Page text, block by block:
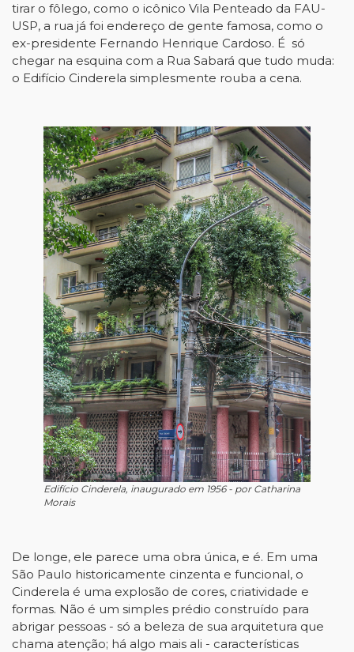
tirar o fôlego, como o icônico Vila Penteado da FAU-
USP, a rua já foi endereço de gente famosa, como o
ex-presidente Fernando Henrique Cardoso. É só
chegar na esquina com a Rua Sabará que tudo muda:
o Edifício Cinderela simplesmente rouba a cena.
Edifício Cinderela, inaugurado em 1956 - por Catharina
Morais
De longe, ele parece uma obra única, e é. Em uma
São Paulo historicamente cinzenta e funcional, o
Cinderela é uma explosão de cores, criatividade e
formas. Não é um simples prédio construído para
abrigar pessoas - só a beleza de sua arquitetura que
chama atenção; há algo mais ali - características